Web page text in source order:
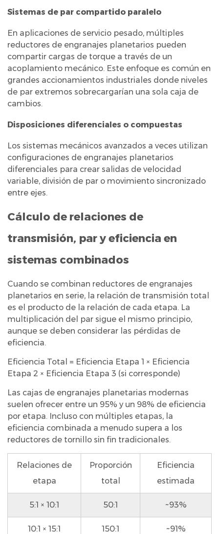
engranajes
combinados
6
Lubricación
y
gestión
térmica
en
sistemas
cajas
de
cambios
multietapa
Consideraciones
la
del
servomotor
y
el
control
de
precisión
8
Aplicaciones
que
benefician
de
los
reductores
engranajes
planetarios
combinados
Sistemas de par compartido paralelo
En aplicaciones de servicio pesado, múltiples
reductores de engranajes planetarios pueden
compartir cargas de torque a través de un
acoplamiento mecánico. Este enfoque es común en
grandes accionamientos industriales donde niveles
de par extremos sobrecargarían una sola caja de
cambios.
Disposiciones diferenciales o compuestas
Los sistemas mecánicos avanzados a veces utilizan
configuraciones de engranajes planetarios
diferenciales para crear salidas de velocidad
variable, división de par o movimiento sincronizado
entre ejes.
Cálculo de relaciones de
transmisión, par y eficiencia en
sistemas combinados
Cuando se combinan reductores de engranajes
planetarios en serie, la relación de transmisión total
es el producto de la relación de cada etapa. La
multiplicación del par sigue el mismo principio,
aunque se deben considerar las pérdidas de
eficiencia.
Eficiencia Total = Eficiencia Etapa 1 × Eficiencia
Etapa 2 × Eficiencia Etapa 3 (si corresponde)
Las cajas de engranajes planetarias modernas
suelen ofrecer entre un 95% y un 98% de eficiencia
por etapa. Incluso con múltiples etapas, la
eficiencia combinada a menudo supera a los
reductores de tornillo sin fin tradicionales.
Relaciones de
etapa
Proporción
total
Eficiencia
estimada
5:1 × 10:1 50:1 ~93%
10:1 × 15:1 150:1 ~91%